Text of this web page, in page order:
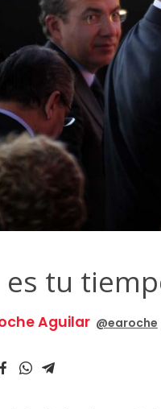
es tu
Aguilar @earoche